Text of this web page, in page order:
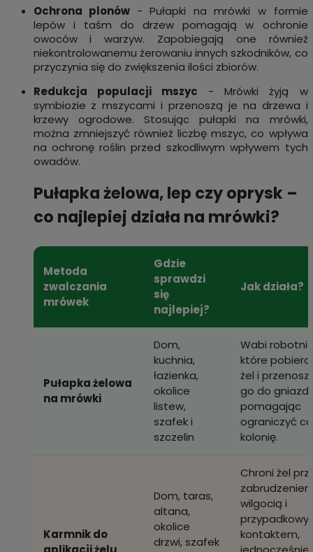
Ochrona plonów - Pułapki na mrówki w formie
lepów i taśm do drzew pomagają w ochronie
owoców i warzyw. Zapobiegają one również
niekontrolowanemu żerowaniu innych szkodników, co
przyczynia się do zwiększenia ilości zbiorów.
Redukcja populacji mszyc - Mrówki żyją w
symbiozie z mszycami i przenoszą je na drzewa i
krzewy ogrodowe. Stosując pułapki na mrówki,
można zmniejszyć również liczbę mszyc, co wpływa
na ochronę roślin przed szkodliwym wpływem tych
owadów.
Pułapka żelowa, lep czy oprysk –
co najlepiej działa na mrówki?
Metoda
zwalczania
mrówek
Gdzie
sprawdzi
się
najlepiej?
Jak działa?
Pułapka żelowa
na mrówki
Dom,
kuchnia,
łazienka,
okolice
listew,
szafek i
szczelin
Wabi
które
żel i
go do
pomagając
ograniczyć
kolonię.
Karmnik do
Dom, taras,
altana,
okolice
drzwi, szafek
Chroni żel
wilgocią i
kontaktem,